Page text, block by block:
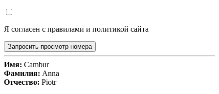
Я согласен с правилами и политикой сайта
Запросить просмотр номера
Имя: Cambur
Фамилия: Anna
Отчество: Piotr